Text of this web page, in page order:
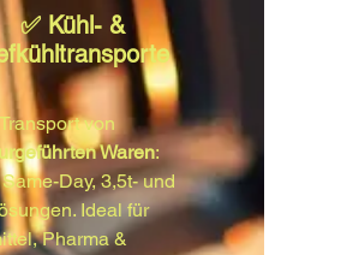
✅ Kühl- &
von
Waren:
Day, 3,5t- und
Ideal für
Pharma &